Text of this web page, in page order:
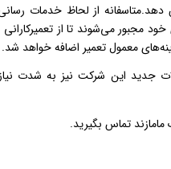
از لحاظ خدمات
می‌شوند تا از تعمیرکارانی
معمول تعمیر اضافه خواهد شد.
جدید این شرکت نیز به شدت
تماس بگیرید.